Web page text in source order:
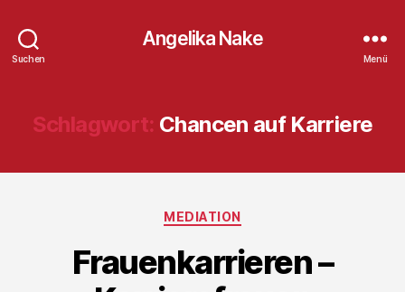
Suchen
Angelika Nake
Menü
Schlagwort: Chancen auf Karriere
Kategorien
MEDIATION
Frauenkarrieren –